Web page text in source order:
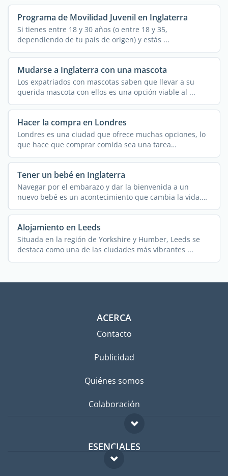
Programa de Movilidad Juvenil en Inglaterra
Si tienes entre 18 y 30 años (o entre 18 y 35,
dependiendo de tu país de origen) y estás ...
Mudarse a Inglaterra con una mascota
Los expatriados con mascotas saben que llevar a su
querida mascota con ellos es una opción viable al ...
Hacer la compra en Londres
Londres es una ciudad que ofrece muchas opciones, lo
que hace que comprar comida sea una tarea
abrumadora. La ...
Tener un bebé en Inglaterra
Navegar por el embarazo y dar la bienvenida a un
nuevo bebé es un acontecimiento que cambia la vida.
Los ...
Alojamiento en Leeds
Situada en la región de Yorkshire y Humber, Leeds se
destaca como una de las ciudades más vibrantes ...
ACERCA
Contacto
Publicidad
Quiénes somos
Colaboración
ESENCIALES
Foro para expatriados